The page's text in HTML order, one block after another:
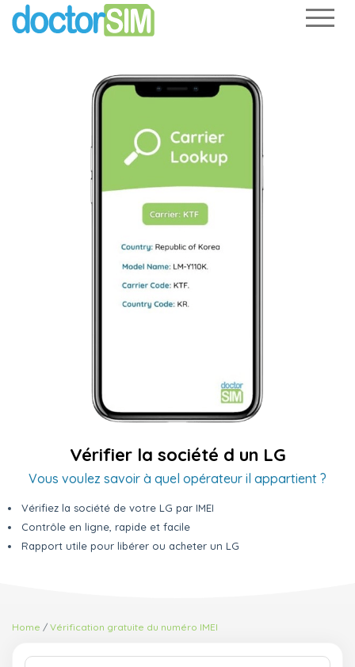
Vérifier la société d un LG
Vous voulez savoir à quel opérateur il appartient ?
Vérifiez la société de votre LG par IMEI
Contrôle en ligne, rapide et facile
Rapport utile pour libérer ou acheter un LG
Home Vérification gratuite du numéro IMEI